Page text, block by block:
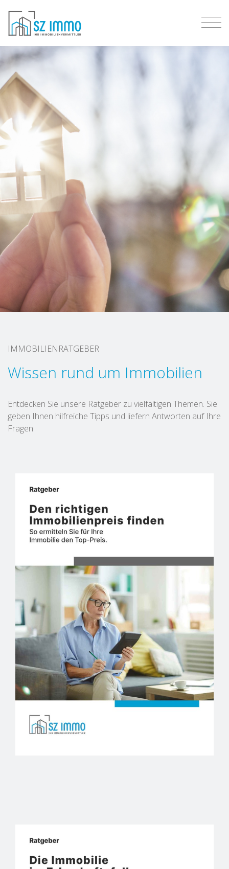
IMMOBILIENRATGEBER
Wissen rund um Immobilien
Entdecken Sie unsere Ratgeber zu vielfältigen Themen. Sie
geben Ihnen hilfreiche Tipps und liefern Antworten auf Ihre
Fragen.